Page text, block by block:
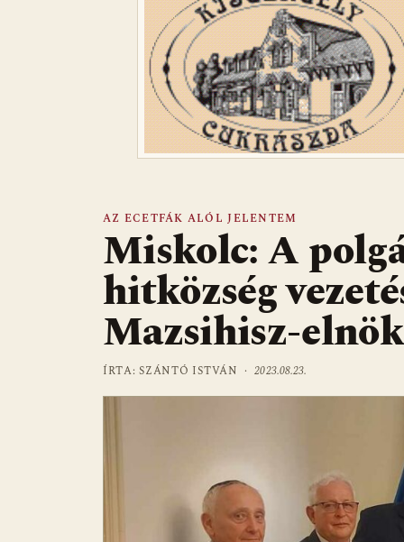
AZ ECETFÁK ALÓL JELENTEM
Miskolc: A
hitközség
Mazsihisz-elnök
ÍRTA: SZÁNTÓ ISTVÁN ·2023.08.23.